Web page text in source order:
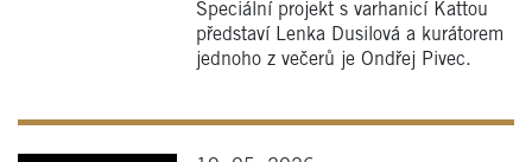
Speciální projekt s varhanicí Kattou
představí Lenka Dusilová a kurátorem
jednoho z večerů je Ondřej Pivec.